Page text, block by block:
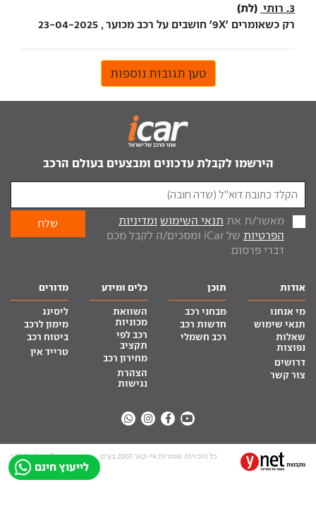
3. רותי (לת)
רק כשאומרים ׳9X׳ חושבים על רכב מכוער , 23-04-2025
טען תגובות נוספות
לייעוץ חינם
הירשמו לקבלת עדכונים ומבצעים בעולם הרכב
מאשר/ת את תנאי השימוש ומדיניות
הפרטיות
של iCar ומסכים/ה לקבל מכם
דברי פרסום.
אודות
מי אנחנו
תנאי שימוש
שאלות
נפוצות
דרושים
צור קשר
תוכן
מבחני רכב
חדשות רכב
רכב חשמלי
כלים ומידע
השוואת
מכוניות
רכב לפי
תקציב
מחירון רכב
הצהרת
נגישות
מדורים
ליסינג
מימון לרכב
ביטוח רכב
טרייד אין
כל הזכויות שמורות אי-קאר 2007 בע”מ site by tq.soft